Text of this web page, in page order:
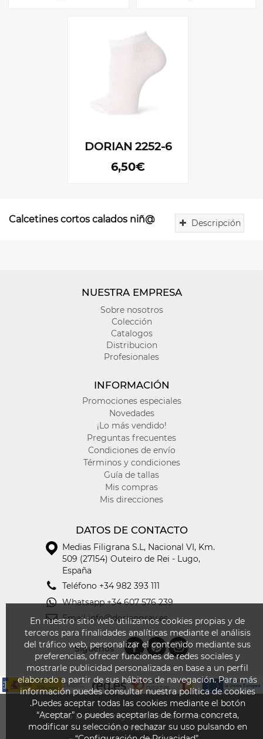
Descripción
Calcetines cortos calados niñ@
Su
versátil
hace
perfectos
tanto
para
el
como
DORIAN 2252-6
6,50€
En nuestro sitio web utilizamos cookies propias y de
terceros para finalidades analíticas mediante el análisis
del tráfico web, personalizar el contenido mediante sus
preferencias, ofrecer funciones de redes sociales y
mostrarle publicidad personalizada en base a un perfil
elaborado a partir de sus hábitos de navegación. Para más
información puedes consultar nuestra política de cookies
.Puedes aceptar todas las cookies mediante el botón
“Aceptar” o puedes aceptarlas de forma concreta,
modificar su selección o rechazar su uso pulsando en
NUESTRA EMPRESA
Sobre nosotros
Colección
Catalogos
Distribucion
Profesionales
INFORMACIÓN
Promociones especiales
Novedades
¡Lo más vendido!
Preguntas frecuentes
Condiciones de envío
Términos y condiciones
Guía de tallas
Mis compras
Mis direcciones
DATOS DE CONTACTO
Medias Filigrana S.L, Nacional VI, Km.
509 (27154) Outeiro de Rei - Lugo,
España
Teléfono +34 982 393 111
Whatsapp +34 607 576 239
Email info@doriangray.es
Síguenos
© 2026 DorianGray - Todos los derechos
reservados